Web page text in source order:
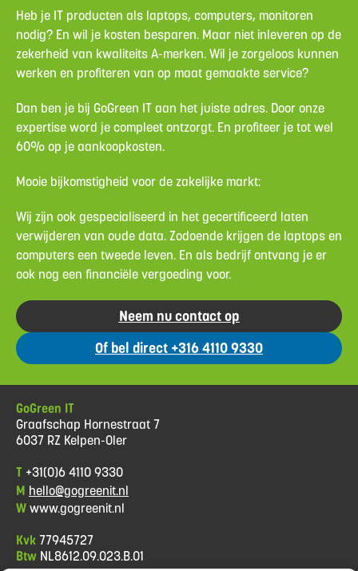
Heb je IT producten als laptops, computers, monitoren
nodig? En wil je kosten besparen. Maar niet inleveren op de
zekerheid van kwaliteits A-merken. Wil je zorgeloos kunnen
werken en profiteren van op maat gemaakte service?
Dan ben je bij GoGreen IT aan het juiste adres. Door onze
expertise word je compleet ontzorgt. En profiteer je tot wel
60% op je aankoopkosten.
Mooie bijkomstigheid voor de zakelijke markt:
Wij zijn ook gespecialiseerd in het gecertificeerd laten
verwijderen van oude data. Zodoende krijgen de laptops en
computers een tweede leven. En als bedrijf ontvang je er
ook nog een financiële vergoeding voor.
Neem nu contact op
Of bel direct +316 4110 9330
GoGreen IT
Graafschap Hornestraat 7
6037 RZ Kelpen-Oler
T +31(0)6 4110 9330
M hello@gogreenit.nl
Wwww.gogreenit.nl
Kvk77945727
Btw NL8612.09.023.B.01